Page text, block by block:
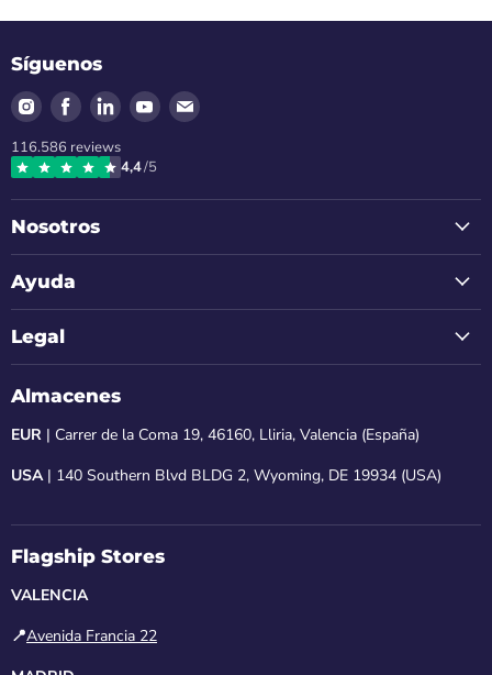
Síguenos
Encuéntrenos
Instagram
Encuéntrenos
Facebook
Encuéntrenos
LinkedIn
Encuéntrenos
Encuéntrenos
116.586 reviews
4,4/5
Nosotros
Ayuda
Legal
Almacenes
EUR | Carrer de la Coma 19, 46160, Lliria, Valencia (España)
USA| 140 Southern Blvd BLDG 2, Wyoming, DE 19934 (USA)
Flagship Stores
VALENCIA
📍Avenida Francia 22